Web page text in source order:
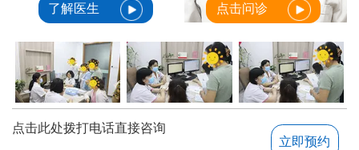
了解医生 点击问诊
点击此处拨打电话直接咨询
立即预约